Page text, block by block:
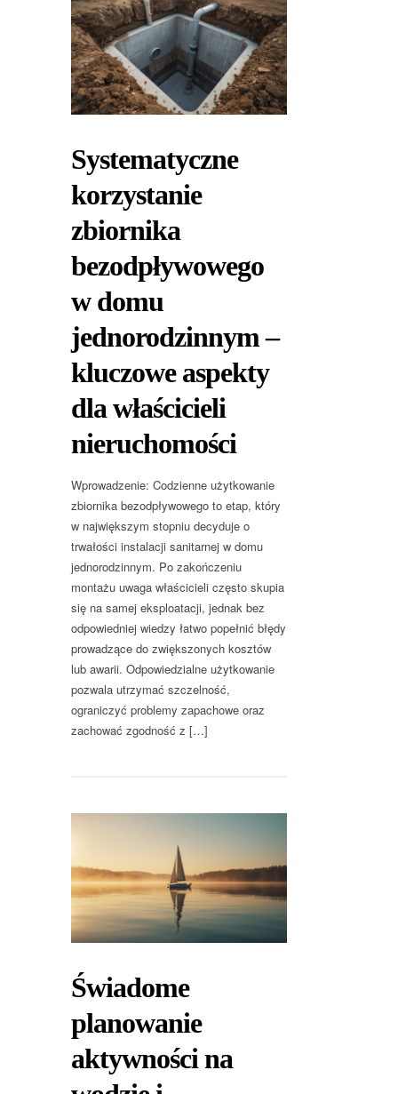
Systematyczne
korzystanie
zbiornika
bezodpływowego
w domu
jednorodzinnym –
kluczowe aspekty
dla właścicieli
nieruchomości
Wprowadzenie: Codzienne użytkowanie
zbiornika bezodpływowego to etap, który
w największym stopniu decyduje o
trwałości instalacji sanitarnej w domu
jednorodzinnym. Po zakończeniu
montażu uwaga właścicieli często skupia
się na samej eksploatacji, jednak bez
odpowiedniej wiedzy łatwo popełnić błędy
prowadzące do zwiększonych kosztów
lub awarii. Odpowiedzialne użytkowanie
pozwala utrzymać szczelność,
ograniczyć problemy zapachowe oraz
zachować zgodność z […]
Świadome
planowanie
aktywności na